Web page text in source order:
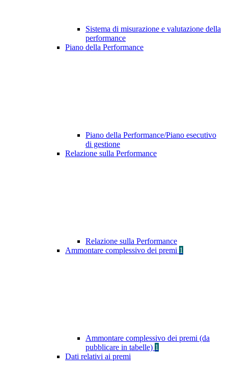
Sistema di misurazione e valutazione della
performance
Piano della Performance
Piano della Performance/Piano esecutivo
di gestione
Relazione sulla Performance
Relazione sulla Performance
Ammontare complessivo dei premi 1
Ammontare complessivo dei premi (da
pubblicare in tabelle) 1
Dati relativi ai premi